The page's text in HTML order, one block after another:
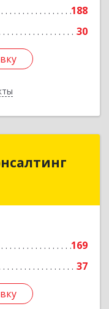
188
30
169
37
Дубна г,